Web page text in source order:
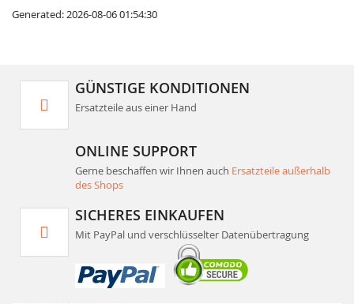
Generated: 2026-08-06 01:54:30
GÜNSTIGE KONDITIONEN
Ersatzteile aus einer Hand
ONLINE SUPPORT
Gerne beschaffen wir Ihnen auch Ersatzteile außerhalb
des Shops
SICHERES EINKAUFEN
Mit PayPal und verschlüsselter Datenübertragung